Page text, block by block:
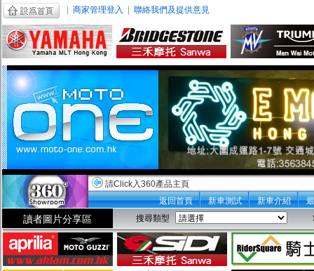
商家管理登入 聯絡我們及提供意見
請Click入360產品主頁
返回首頁
新車測試 新車介紹
讀者圖片分享區 搜尋類型